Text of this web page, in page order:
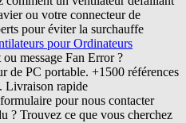
ou votre connecteur de
pour éviter la surchauffe
pour Ordinateurs
message Fan Error ?
de PC portable. +1500 références
Livraison rapide
pour nous contacter
? Trouvez ce que vous cherchez